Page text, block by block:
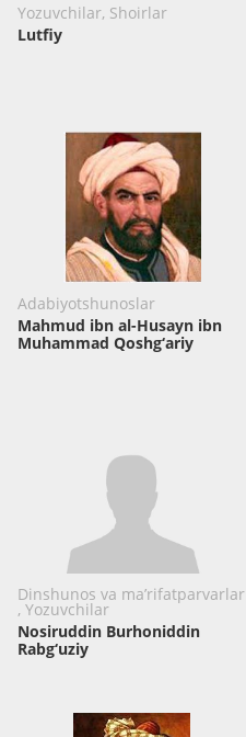
Yozuvchilar, Shoirlar
Lutfiy
Adabiyotshunoslar
Mahmud ibn al-Husayn ibn
Muhammad Qoshg‘ariy
Dinshunos va ma’rifatparvarlar
, Yozuvchilar
Nosiruddin Burhoniddin
Rabg‘uziy